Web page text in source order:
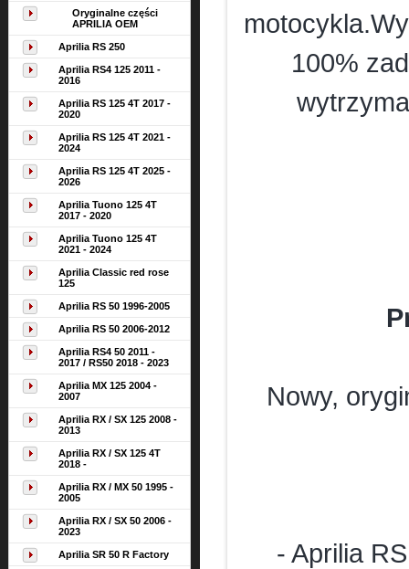
Oryginalne części
APRILIA OEM
Aprilia RS 250
Aprilia RS4 125 2011 -
2016
Aprilia RS 125 4T 2017 -
2020
Aprilia RS 125 4T 2021 -
2024
Aprilia RS 125 4T 2025 -
2026
Aprilia Tuono 125 4T
2017 - 2020
Aprilia Tuono 125 4T
2021 - 2024
Aprilia Classic red rose
125
Aprilia RS 50 1996-2005
Aprilia RS 50 2006-2012
Aprilia RS4 50 2011 -
2017 / RS50 2018 - 2023
Aprilia MX 125 2004 -
2007
Aprilia RX / SX 125 2008 -
2013
Aprilia RX / SX 125 4T
2018 -
Aprilia RX / MX 50 1995 -
2005
Aprilia RX / SX 50 2006 -
2023
Aprilia SR 50 R Factory
100%
Nowy,
- Aprilia